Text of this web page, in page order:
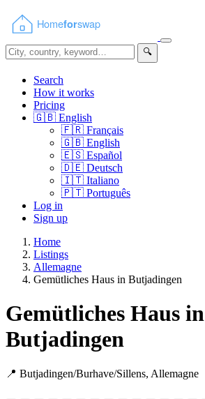
🔍
Search
How it works
Pricing
🇬🇧 English
🇫🇷 Français
🇬🇧 English
🇪🇸 Español
🇩🇪 Deutsch
🇮🇹 Italiano
🇵🇹 Português
Log in
Sign up
Home
Listings
Allemagne
Gemütliches Haus in Butjadingen
Gemütliches Haus in
Butjadingen
📍 Butjadingen/Burhave/Sillens, Allemagne